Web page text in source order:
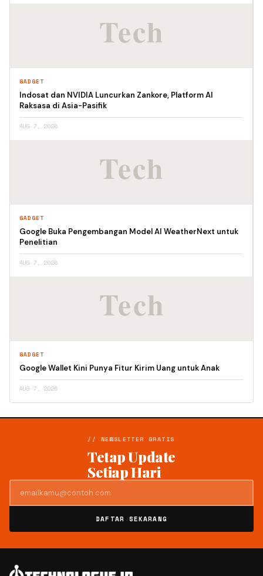
GADGET
Indosat dan NVIDIA Luncurkan Zankore, Platform AI
Raksasa di Asia-Pasifik
AUG 7, 2026
GADGET
Google Buka Pengembangan Model AI WeatherNext untuk
Penelitian
AUG 7, 2026
GADGET
Google Wallet Kini Punya Fitur Kirim Uang untuk Anak
AUG 7, 2026
// NEWSLETTER GRATIS
Tetap Update
Setiap Hari
DAFTAR SEKARANG